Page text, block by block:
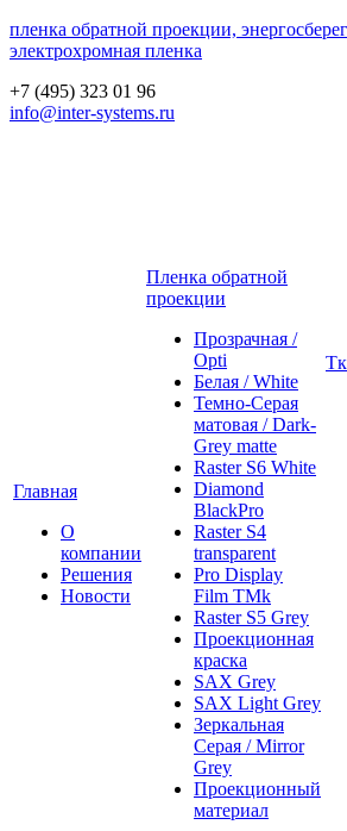
пленка обратной проекции,
электрохромная пленка
+7 (495) 323 01 96
info@inter-systems.ru
Главная
О
компании
Решения
Новости
Пленка обратной
проекции
Прозрачная /
Opti
Белая / White
Темно-Серая
матовая / Dark-
Grey matte
Raster S6 White
Diamond
BlackPro
Raster S4
transparent
Pro Display
Film ТМk
Raster S5 Grey
Проекционная
краска
SAX Grey
SAX Light Grey
Зеркальная
Серая / Mirror
Grey
Проекционный
материал